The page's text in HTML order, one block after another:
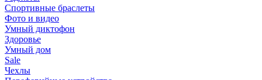
Спортивные браслеты
Фото и видео
Умный диктофон
Здоровье
Умный дом
Sale
Чехлы